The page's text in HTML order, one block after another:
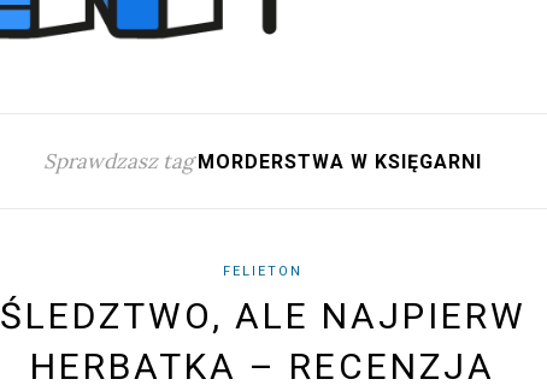
Sprawdzasz tag MORDERSTWA W KSIĘGARNI
FELIETON
ŚLEDZTWO, ALE NAJPIERW
HERBATKA – RECENZJA